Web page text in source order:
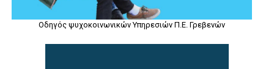
Οδηγός ψυχοκοινωνικών Υπηρεσιών Π.Ε. Γρεβενών